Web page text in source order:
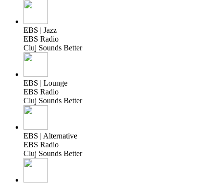
EBS | Jazz
EBS Radio
Cluj Sounds Better
EBS | Lounge
EBS Radio
Cluj Sounds Better
EBS | Alternative
EBS Radio
Cluj Sounds Better